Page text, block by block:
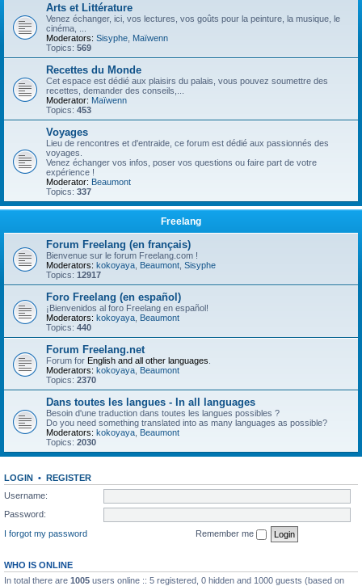
Arts et Littérature
Venez échanger, ici, vos lectures, vos goûts pour la peinture, la musique, le
cinéma, ...
Moderators: Sisyphe Maïwenn
Topics: 569
Recettes du Monde
Cet espace est dédié aux plaisirs du palais, vous pouvez soumettre des
recettes, demander des conseils,...
Moderator: Maïwenn
Topics: 453
Voyages
Lieu de rencontres et d'entraide, ce forum est dédié aux passionnés des
voyages.
Venez échanger vos infos, poser vos questions ou faire part de votre
expérience !
Moderator: Beaumont
Topics: 337
Freelang
Forum Freelang (en français)
Bienvenue sur le forum Freelang.com !
Moderators: kokoyaya Beaumont Sisyphe
Topics: 12917
Foro Freelang (en español)
¡Bienvenidos al foro Freelang en español!
Moderators: kokoyaya Beaumont
Topics: 440
Forum Freelang.net
Forum for English and all other languages
Moderators: kokoyaya Beaumont
Topics: 2370
Dans toutes les langues - In all languages
Besoin d'une traduction dans toutes les langues possibles ?
Do you need something translated into as many languages as possible?
Moderators: kokoyaya Beaumont
Topics: 2030
LOGIN • REGISTER
Username:
Password:
I forgot my password
Remember me
WHO IS ONLINE
In total there are 1005 users online :: 5 registered, 0 hidden and 1000 guests (based on